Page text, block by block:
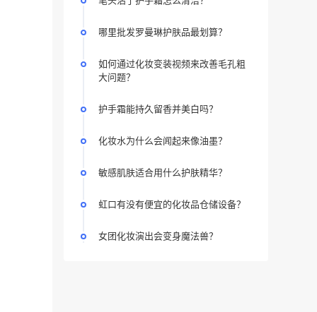
哪里批发罗曼琳护肤品最划算？
如何通过化妆变装视频来改善毛孔粗
大问题？
护手霜能持久留香并美白吗？
化妆水为什么会闻起来像油墨？
敏感肌肤适合用什么护肤精华？
虹口有没有便宜的化妆品仓储设备？
女团化妆演出会变身魔法兽？